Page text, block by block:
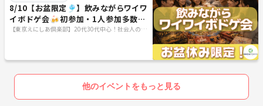
8/10【お盆限定🎐】飲みながらワイワ
イボドゲ会🍻初参加・1人参加多数✨
夏の交流イベント♫
【東京えにしあ倶楽部】20代30代中心！社会人のた
他のイベントをもっと見る